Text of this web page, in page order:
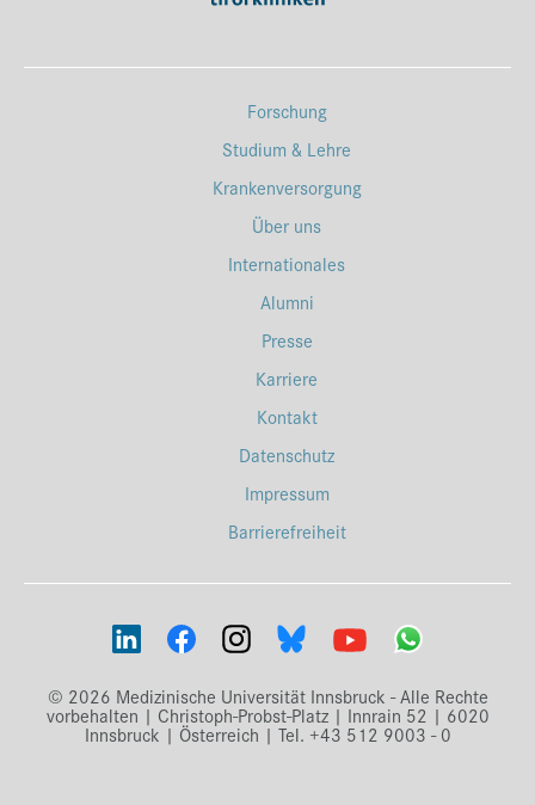
Forschung
Studium & Lehre
Krankenversorgung
Über uns
Internationales
Alumni
Presse
Karriere
Kontakt
Datenschutz
Impressum
Barrierefreiheit
© 2026 Medizinische Universität Innsbruck - Alle Rechte
vorbehalten | Christoph-Probst-Platz | Innrain 52 | 6020
Innsbruck | Österreich | Tel. +43 512 9003 - 0